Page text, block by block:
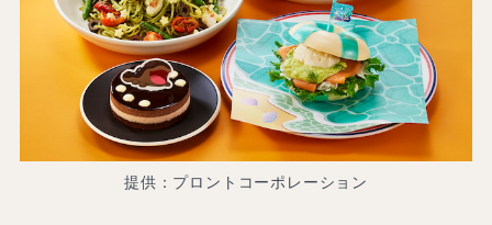
提供：プロントコーポレーション